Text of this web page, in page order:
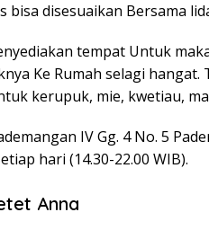
bisa disesuaikan Bersama
tempat Untuk
Ke Rumah selagi
kerupuk, mie, kwetiau,
IV Gg. 4 No. 5
hari (14.30-22.00 WIB).
Anna